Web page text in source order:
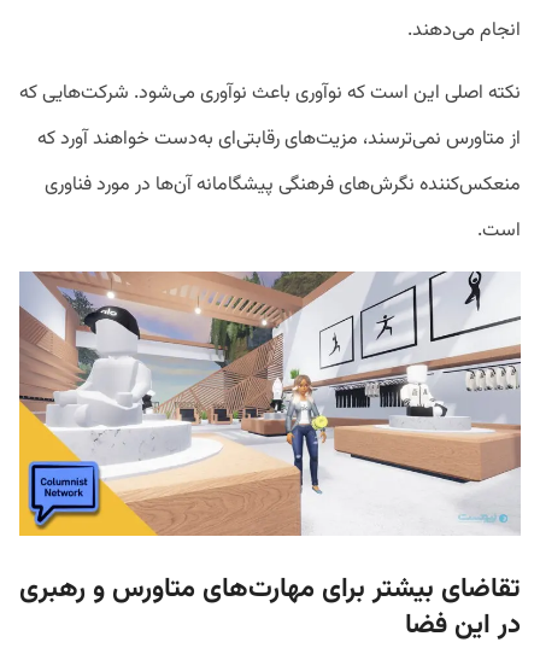
انجام می‌دهند.
نکته اصلی این است که نوآوری باعث نوآوری می‌شود. شرکت‌هایی که
از متاورس نمی‌ترسند، مزیت‌های رقابتی‌ای به‌دست خواهند آورد که
منعکس‌کننده نگرش‌های فرهنگی پیشگامانه آن‌ها در مورد فناوری
است.
تقاضای بیشتر برای مهارت‌های متاورس و رهبری
در این فضا